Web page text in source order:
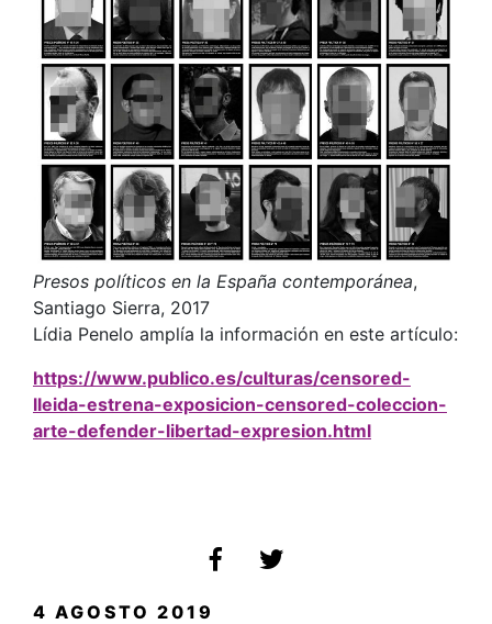
Presos políticos en la España contemporánea,
Santiago Sierra, 2017
Lídia Penelo amplía la información en este artículo:
https://www.publico.es/culturas/censored-
lleida-estrena-exposicion-censored-coleccion-
arte-defender-libertad-expresion.html
PUBLICADO
4 AGOSTO 2019